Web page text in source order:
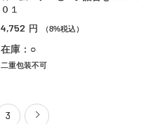
０１
4,752 円 （8%税込）
在庫：○
二重包装不可
3